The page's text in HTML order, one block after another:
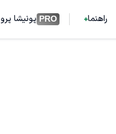
راهنما PRO پونیشا پرو